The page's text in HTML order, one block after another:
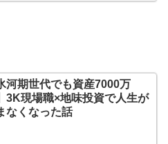
河期世代でも資産7000万
3K現場職×地味投資で人生が
なくなった話